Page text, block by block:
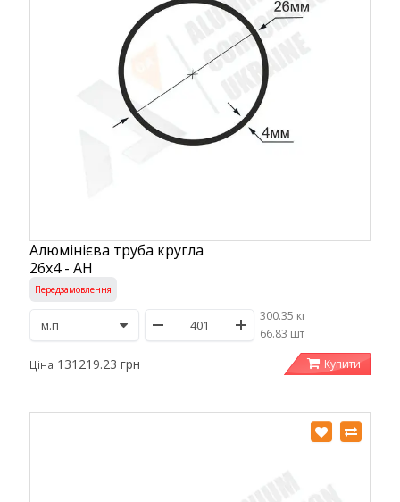
Алюмінієва труба кругла
26х4 - АН
Передзамовлення
300.35 кг
/66.83 шт
Ціна 131219.23 грн Купити